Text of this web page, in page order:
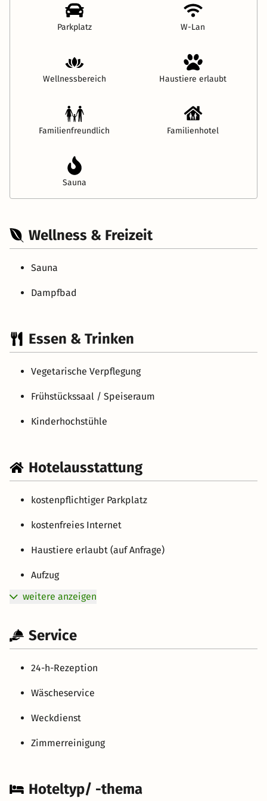
Parkplatz W-Lan
Wellnessbereich Haustiere erlaubt
Familienfreundlich Familienhotel
Sauna
Wellness & Freizeit
Sauna
Dampfbad
Essen & Trinken
Vegetarische Verpflegung
Frühstückssaal / Speiseraum
Kinderhochstühle
Hotelausstattung
kostenpflichtiger Parkplatz
kostenfreies Internet
Haustiere erlaubt (auf Anfrage)
Aufzug
weitere anzeigen
Service
24-h-Rezeption
Wäscheservice
Weckdienst
Zimmerreinigung
Hoteltyp/ -thema